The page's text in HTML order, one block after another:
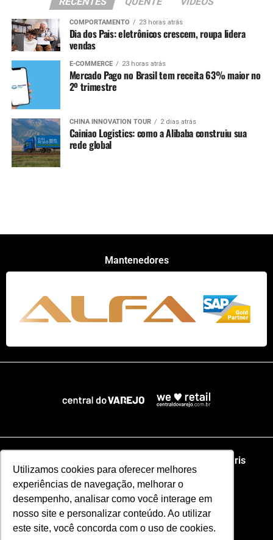
Utilizamos cookies para oferecer melhores
experiências de navegação, melhorar o
desempenho, analisar como você interage em
nosso site e personalizar conteúdo. Ao utilizar
este site, você concorda com o uso de cookies.
COMPORTAMENTO 23 horas atrás
Dia dos Pais: eletrônicos crescem, roupa lidera
vendas
E-COMMERCE 23 horas atrás
Mercado Pago no Brasil tem receita 63% maior no
2º trimestre
CHINA INNOVATION TOUR 2 dias atrás
Cainiao Logistics: como a Alibaba construiu sua
rede global
Mantenedores
NRF Paris
Web Summit Lisboa Web Summit Rio
Especial NRF2026